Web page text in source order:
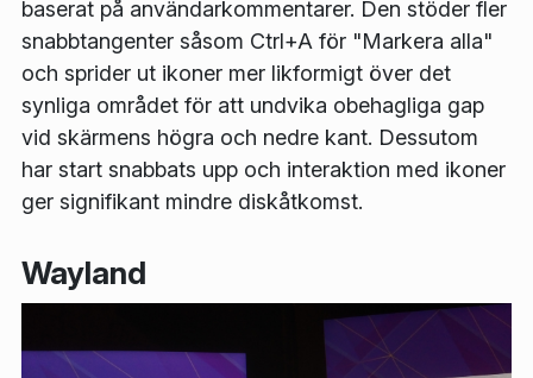
baserat på användarkommentarer. Den stöder fler
snabbtangenter såsom Ctrl+A för "Markera alla"
och sprider ut ikoner mer likformigt över det
synliga området för att undvika obehagliga gap
vid skärmens högra och nedre kant. Dessutom
har start snabbats upp och interaktion med ikoner
ger signifikant mindre diskåtkomst.
Wayland